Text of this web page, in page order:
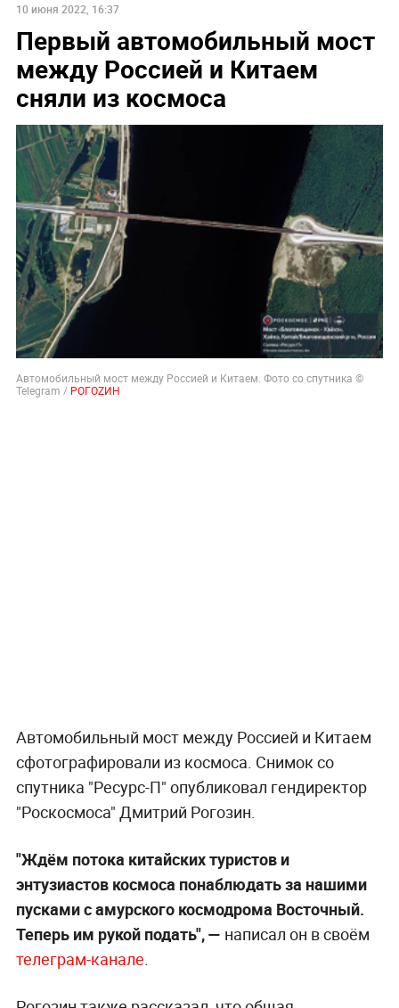
10 июня 2022, 16:37
Первый автомобильный мост
между Россией и Китаем
сняли из космоса
Автомобильный мост между Россией и Китаем. Фото со спутника ©
Telegram / РОГОZИН
Автомобильный мост между Россией и Китаем
сфотографировали из космоса. Снимок со
спутника "Ресурс-П" опубликовал гендиректор
"Роскосмоса" Дмитрий Рогозин.
"Ждём потока китайских туристов и
энтузиастов космоса понаблюдать за нашими
пусками с амурского космодрома Восточный.
Теперь им рукой подать", — написал он в своём
телеграм-канале.